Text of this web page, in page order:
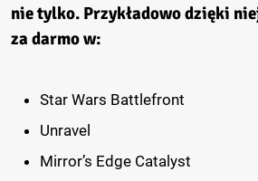
nie tylko. Przykładowo dzięki
za darmo w:
Star Wars Battlefront
Unravel
Mirror’s Edge Catalyst